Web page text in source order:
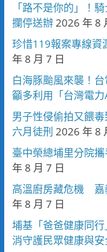
「路不是你的」！
攔停送辦2026 年 8
珍惜119報案專線資
年 8 月 7 日
白海豚颱風來襲！
籲多利用「台灣電力
男子性侵偷拍又餵
六月徒刑 2026 年 8
臺中榮總埔里分院
年 8 月 7 日
高溫廚房藏危機 嘉
年 8 月 7 日
埔基「爸爸健康同
消守護民眾健康與安